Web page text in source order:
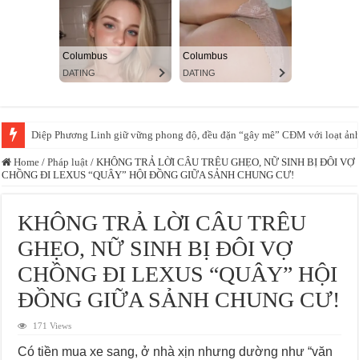
Diệp Phương Linh giữ vững phong độ, đều đặn “gây mê” CĐM với loạt
Home / Pháp luật / KHÔNG TRẢ LỜI CÂU TRÊU GHẸO, NỮ SINH BỊ ĐÔI VỢ
CHỒNG ĐI LEXUS “QUÂY” HỘI ĐỒNG GIỮA SẢNH CHUNG CƯ!
KHÔNG TRẢ LỜI CÂU TRÊU
GHẸO, NỮ SINH BỊ ĐÔI VỢ
CHỒNG ĐI LEXUS “QUÂY” HỘI
ĐỒNG GIỮA SẢNH CHUNG CƯ!
171 Views
Có tiền mua xe sang, ở nhà xịn nhưng dường như “văn